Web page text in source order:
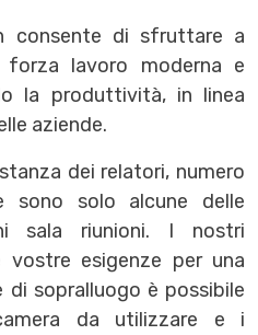
consente di sfruttare a
lavoro moderna e
la produttività, in linea
aziende.
dei relatori, numero
sono solo alcune delle
sala riunioni. I nostri
vostre esigenze per una
di sopralluogo è possibile
da utilizzare e i